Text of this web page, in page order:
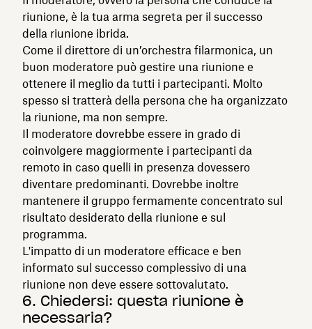
riunione, è la tua arma segreta per il successo
della riunione ibrida.
Come il direttore di un’orchestra filarmonica, un
buon moderatore può gestire una riunione e
ottenere il meglio da tutti i partecipanti. Molto
spesso si tratterà della persona che ha organizzato
la riunione, ma non sempre.
Il moderatore dovrebbe essere in grado di
coinvolgere maggiormente i partecipanti da
remoto in caso quelli in presenza dovessero
diventare predominanti. Dovrebbe inoltre
mantenere il gruppo fermamente concentrato sul
risultato desiderato della riunione e sul
programma.
L'impatto di un moderatore efficace e ben
informato sul successo complessivo di una
riunione non deve essere sottovalutato.
6. Chiedersi: questa riunione è
necessaria?